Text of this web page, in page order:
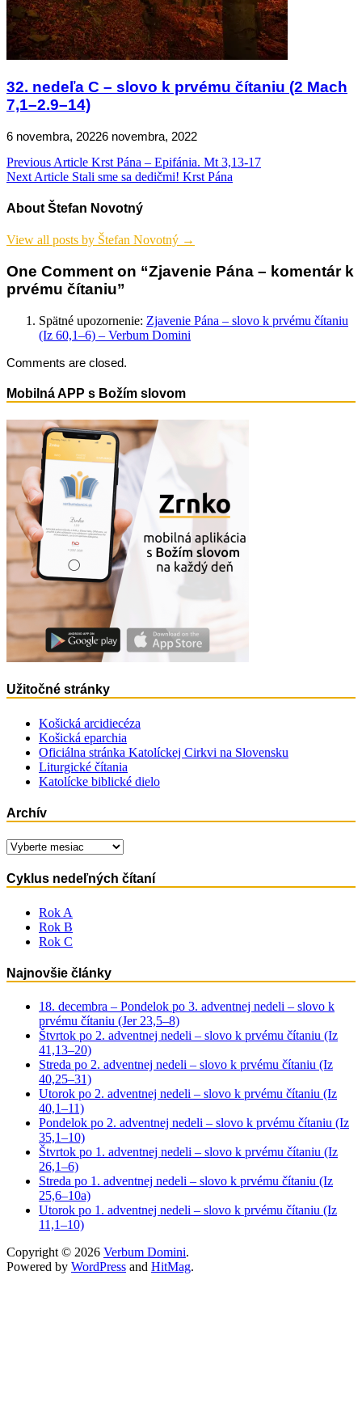
32. nedeľa C – slovo k prvému čítaniu (2 Mach
7,1–2.9–14)
6 novembra, 20226 novembra, 2022
Navigácia
v
článku
Previous Article Krst Pána – Epifánia. Mt 3,13-17
Next Article Stali sme sa dedičmi! Krst Pána
About Štefan Novotný
View all posts by Štefan Novotný →
One Comment on “Zjavenie Pána – komentár k
prvému čítaniu”
Spätné upozornenie: Zjavenie Pána – slovo k prvému čítaniu
(Iz 60,1–6) – Verbum Domini
Comments are closed.
Mobilná APP s Božím slovom
Užitočné stránky
Košická arcidiecéza
Košická eparchia
Oficiálna stránka Katolíckej Cirkvi na Slovensku
Liturgické čítania
Katolícke biblické dielo
Archív
Archív
Cyklus nedeľných čítaní
Rok A
Rok B
Rok C
Najnovšie články
18. decembra – Pondelok po 3. adventnej nedeli – slovo k
prvému čítaniu (Jer 23,5–8)
Štvrtok po 2. adventnej nedeli – slovo k prvému čítaniu (Iz
41,13–20)
Streda po 2. adventnej nedeli – slovo k prvému čítaniu (Iz
40,25–31)
Utorok po 2. adventnej nedeli – slovo k prvému čítaniu (Iz
40,1–11)
Pondelok po 2. adventnej nedeli – slovo k prvému čítaniu (Iz
35,1–10)
Štvrtok po 1. adventnej nedeli – slovo k prvému čítaniu (Iz
26,1–6)
Streda po 1. adventnej nedeli – slovo k prvému čítaniu (Iz
25,6–10a)
Utorok po 1. adventnej nedeli – slovo k prvému čítaniu (Iz
11,1–10)
Copyright © 2026 Verbum Domini.
Powered by WordPress and HitMag.